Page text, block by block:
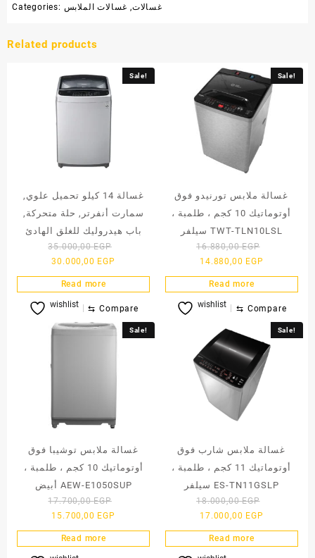
Categories: غسالات, غسالات الملابس
Related products
Sale!
غسالة 14 كيلو تحميل علوي,
سمارت أنفرتر, حلة متحركة,
باب هيدروليك للغلق الهادئ
35.000,00EGP
was:
35.000,00 EGP.
30.000,00 EGP
price
is:
30.000,00 EGP.
Read more
wishlist ⇆ Compare
Sale!
غسالة ملابس تورنيدو فوق
أوتوماتيك 10 كجم ، طلمبة ،
سيلفر TWT-TLN10LSL
16.880,00EGP
was:
16.880,00
14.880,00 EGP
price
is:
14.880,00
Read more
wishlist ⇆ Compare
Sale!
غسالة ملابس توشيبا فوق
أوتوماتيك 10 كجم ، طلمبة ،
أبيض AEW-E1050SUP
17.700,00EGP
was:
17.700,00 EGP.
15.700,00 EGP
price
is:
Read more
Sale!
غسالة ملابس شارب فوق
أوتوماتيك 11 كجم ، طلمبة ،
سيلفر ES-TN11GSLP
18.000,00EGP
was:
18.000,00
17.000,00 EGP
price
is:
Read more